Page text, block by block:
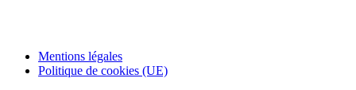
Mentions légales
Politique de cookies (UE)